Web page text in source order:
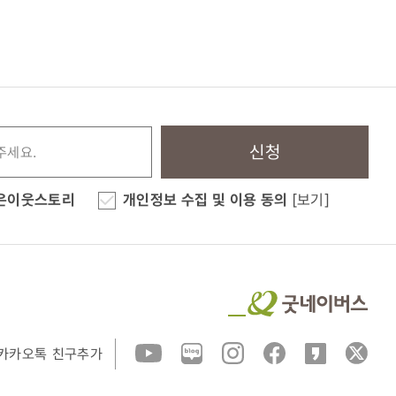
신청
이웃스토리 개인정보 수집 및 이용 동의 [보기]
카오톡 친구추가